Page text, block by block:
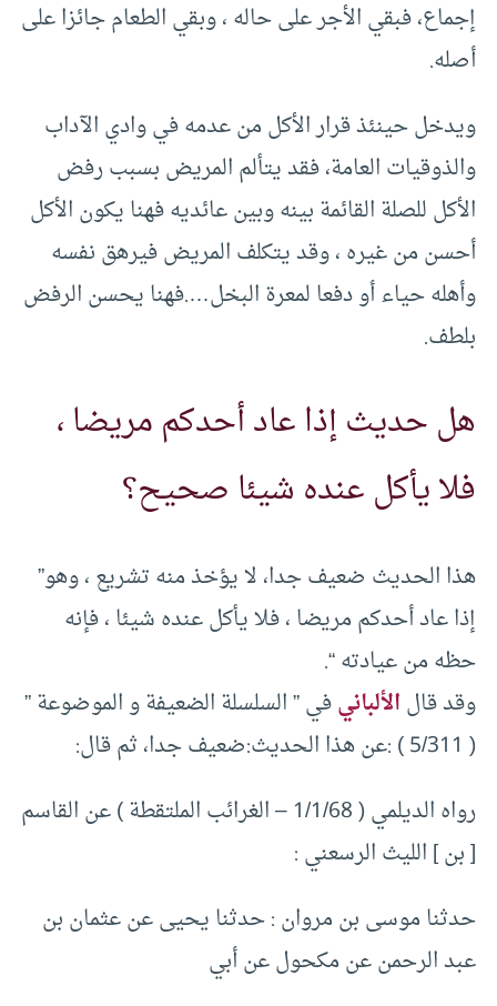
إجماع، فبقي الأجر على حاله ، وبقي الطعام جائزا على
أصله.
ويدخل حينئذ قرار الأكل من عدمه في وادي الآداب
والذوقيات العامة، فقد يتألم المريض بسبب رفض
الأكل للصلة القائمة بينه وبين عائديه فهنا يكون الأكل
أحسن من غيره ، وقد يتكلف المريض فيرهق نفسه
وأهله حياء أو دفعا لمعرة البخل….فهنا يحسن الرفض
بلطف.
هل حديث إذا عاد أحدكم مريضا ،
فلا يأكل عنده شيئا صحيح؟
هذا الحديث ضعيف جدا، لا يؤخذ منه تشريع ، وهو”
إذا عاد أحدكم مريضا ، فلا يأكل عنده شيئا ، فإنه
حظه من عيادته “.
وقد قالالألبانيفي ” السلسلة الضعيفة و الموضوعة ”
( 5/311 ) :عن هذا الحديث:ضعيف جدا، ثم قال:
رواه الديلمي ( 1/1/68 – الغرائب الملتقطة ) عن القاسم
[ بن ] الليث الرسعني :
حدثنا موسى بن مروان : حدثنا يحيى عن عثمان بن
عبد الرحمن عن مكحول عن أبي